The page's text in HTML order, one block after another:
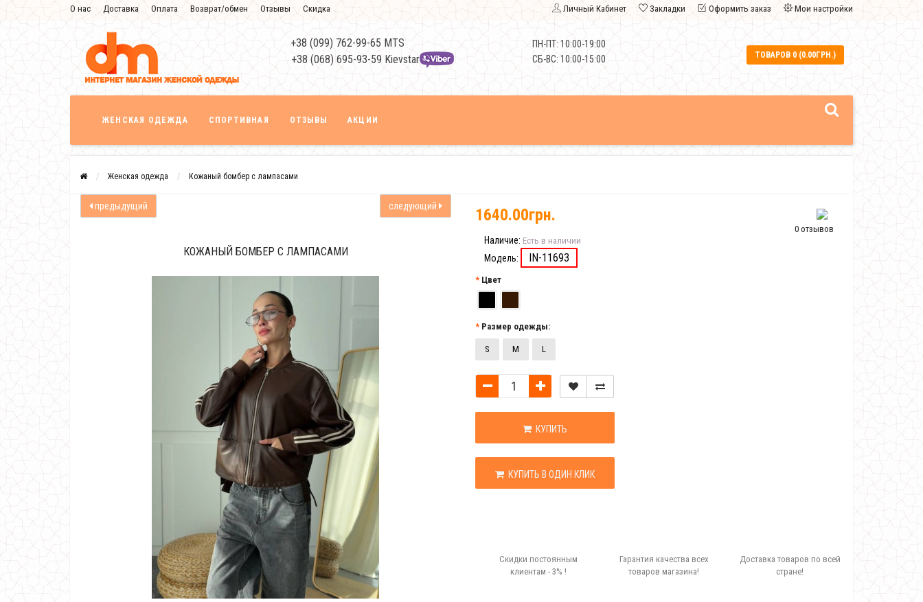
О нас Доставка Оплата Возврат/обмен Отзывы Скидка Личный Кабинет Закладки Оформить заказ Мои настройки
+38 (099) 762-99-65 MTS
+38 (068) 695-93-59 Kievstar
ПН-ПТ: 10:00-19:00
СБ-ВС: 10:00-15:00
ТОВАРОВ 0 (0.00ГРН.)
ЖЕНСКАЯ ОДЕЖДА СПОРТИВНАЯ ОТЗЫВЫ АКЦИИ
Женская одежда Кожаный бомбер с лампасами
предыдущий следующий
КОЖАНЫЙ БОМБЕР С ЛАМПАСАМИ
0 отзывов
1640.00грн.
Наличие: Есть в наличии
Модель: IN-11693
Цвет
Размер одежды:
S M L
КУПИТЬ
КУПИТЬ В ОДИН КЛИК
Скидки постоянным
клиентам - 3% !
Гарантия качества всех
товаров магазина!
Доставка товаров по всей
стране!